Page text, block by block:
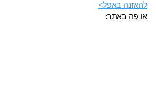
להאזנה באפל>
או פה באתר: